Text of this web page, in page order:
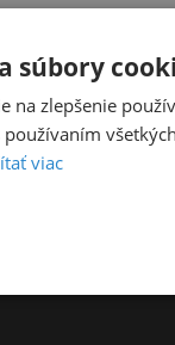
do 15 kg
súbory
na zlepšenie
viac